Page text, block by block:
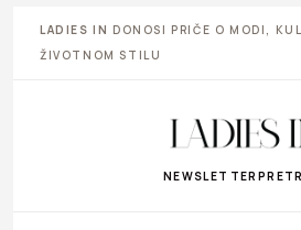
LADIES IN DONOSI PRIČE O MODI,
ŽIVOTNOM STILU
NEWSLETTER